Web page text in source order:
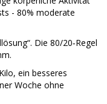
- 80% moderate
Die 80/20‑Regel
ein besseres
Woche ohne